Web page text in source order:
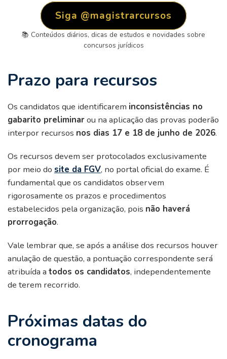
Siga @magistrarcursos
📚 Conteúdos diários, dicas de estudos e novidades sobre
concursos jurídicos
Prazo para recursos
Os candidatos que identificarem inconsistências no
gabarito preliminarou na aplicação das provas poderão
interpor recursos nos dias 17 e 18 de junho de 2026.
Os recursos devem ser protocolados exclusivamente
por meio do site da FGV, no portal oficial do exame. É
fundamental que os candidatos observem
rigorosamente os prazos e procedimentos
estabelecidos pela organização, pois não haverá
prorrogação.
Vale lembrar que, se após a análise dos recursos houver
anulação de questão, a pontuação correspondente será
atribuída a todos os candidatos, independentemente
de terem recorrido.
Próximas datas do
cronograma